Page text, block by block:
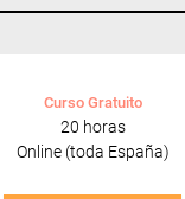
Control de quejas y
Curso Gratuito
20 horas
Online (toda España)